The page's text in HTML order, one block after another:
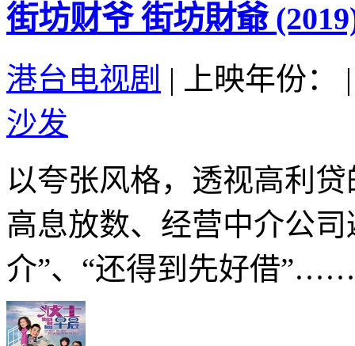
街坊财爷 街坊財爺
港台电视剧 | 上映年份：
|
沙发
以夸张风格，透视高利
高息放数、经营中介公
介”、“还得到先好借